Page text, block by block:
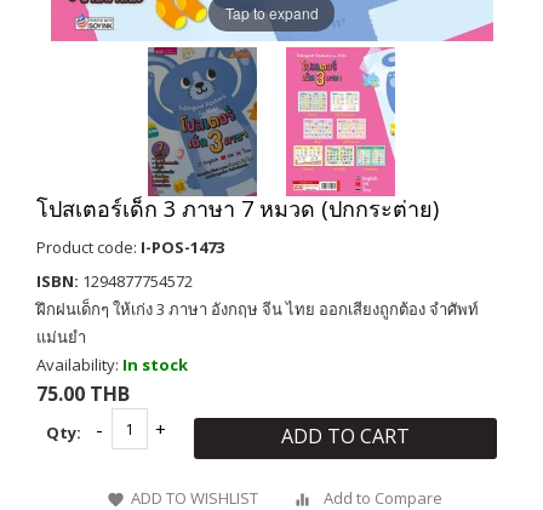
Tap to expand
โปสเตอร์เด็ก 3 ภาษา 7 หมวด (ปกกระต่าย)
Product code: I-POS-1473
ISBN: 1294877754572
ฝึกฝนเด็กๆ ให้เก่ง 3 ภาษา อังกฤษ จีน ไทย ออกเสียงถูกต้อง จำศัพท์
แม่นยำ
Availability: In stock
75.00 THB
Qty: ADD TO CART
ADD TO WISHLIST Add to Compare